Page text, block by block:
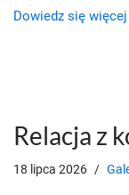
Dowiedz się więcej
Relacja z
18 lipca 2026